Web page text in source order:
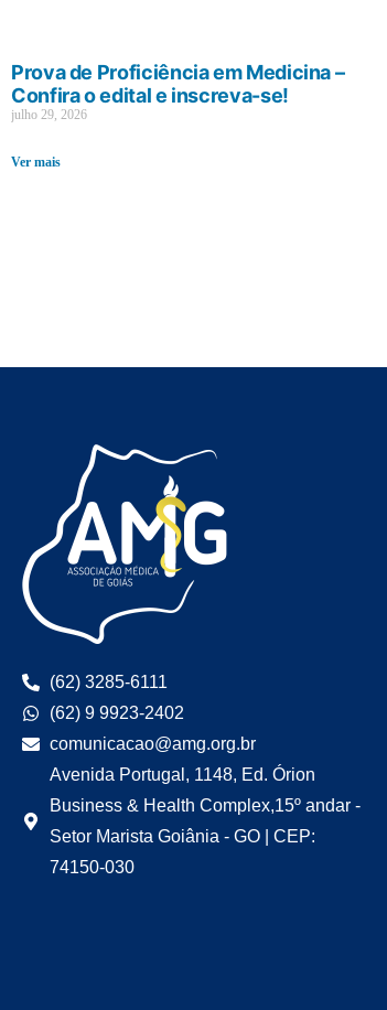
Prova de Proficiência em Medicina –
Confira o edital e inscreva-se!
julho 29, 2026
Ver mais
(62) 3285-6111
(62) 9 9923-2402
comunicacao@amg.org.br
Avenida Portugal, 1148, Ed. Órion
Business & Health Complex,15º andar -
Setor Marista Goiânia - GO | CEP:
74150-030